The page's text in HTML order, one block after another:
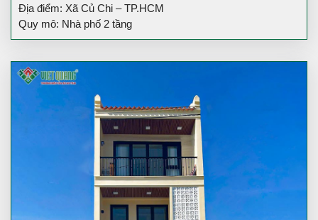
Địa điểm: Xã Củ Chi – TP.HCM
Quy mô: Nhà phố 2 tầng